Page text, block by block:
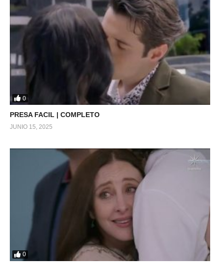
0
PRESA FACIL | COMPLETO
JUNIO 15, 2025
0